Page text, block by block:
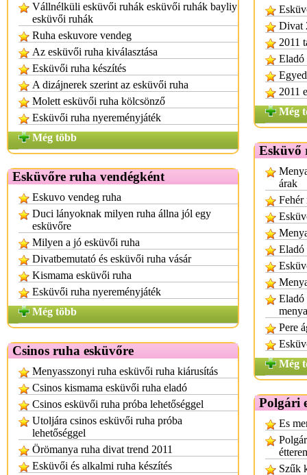
Vállnélküli esküvői ruhák esküvői ruhák bayliy
esküvői ruhák
Ruha eskuvore vendeg
Az esküvői ruha kiválasztása
Esküvői ruha készítés
A dizájnerek szerint az esküvői ruha
Molett esküvői ruha kölcsönző
Esküvői ruha nyereményjáték
Még több
Esküvőre ruha vendégként
Eskuvo vendeg ruha
Duci lányoknak milyen ruha állna jól egy
esküvőre
Milyen a jó esküvői ruha
Divatbemutató és esküvői ruha vásár
Kismama esküvői ruha
Esküvői ruha nyereményjáték
Még több
Csinos ruha esküvőre
Menyasszonyi ruha esküvői ruha kiárusítás
Csinos kismama esküvői ruha eladó
Csinos esküvői ruha próba lehetőséggel
Utoljára csinos esküvői ruha próba
lehetőséggel
Örömanya ruha divat trend 2011
Esküvői és alkalmi ruha készítés
Divat
2011
Eladó
2011
Még
Esküvő
árak
Fehér
Eladó
Eladó
Pere
Még
Polgári
Es
Szűk